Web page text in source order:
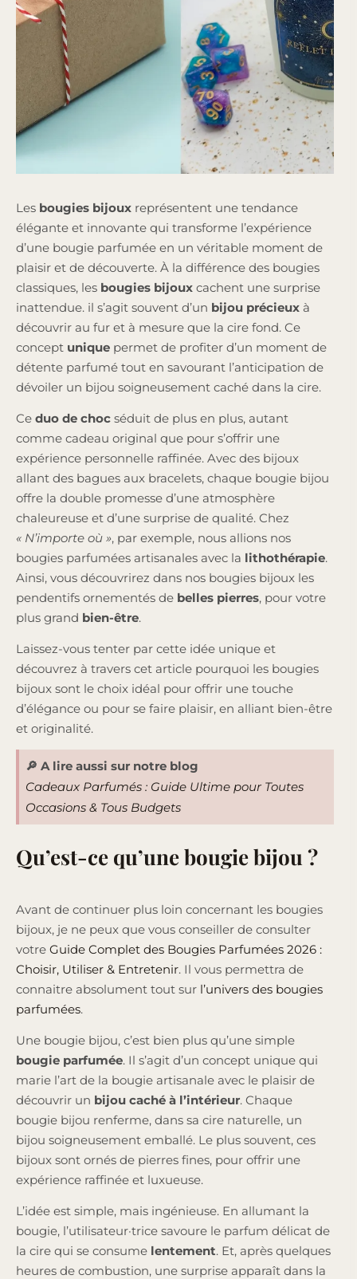
Les bougies bijoux représentent une tendance
élégante et innovante qui transforme l’expérience
d’une bougie parfumée en un véritable moment de
plaisir et de découverte. À la différence des bougies
classiques, les bougies bijoux cachent une surprise
inattendue. il s’agit souvent d’un bijou précieux à
découvrir au fur et à mesure que la cire fond. Ce
concept unique permet de profiter d’un moment de
détente parfumé tout en savourant l’anticipation de
dévoiler un bijou soigneusement caché dans la cire.
Ce duo de choc séduit de plus en plus, autant
comme cadeau original que pour s’offrir une
expérience personnelle raffinée. Avec des bijoux
allant des bagues aux bracelets, chaque bougie bijou
offre la double promesse d’une atmosphère
chaleureuse et d’une surprise de qualité. Chez
« N’importe où », par exemple, nous allions nos
bougies parfumées artisanales avec la lithothérapie.
Ainsi, vous découvrirez dans nos bougies bijoux les
pendentifs ornementés de belles pierres, pour votre
plus grand bien-être.
Laissez-vous tenter par cette idée unique et
découvrez à travers cet article pourquoi les bougies
bijoux sont le choix idéal pour offrir une touche
d’élégance ou pour se faire plaisir, en alliant bien-être
et originalité.
🔎 A lire aussi sur notre blog
Cadeaux Parfumés : Guide Ultime pour Toutes
Occasions & Tous Budgets
Qu’est-ce qu’une bougie bijou ?
Avant de continuer plus loin concernant les bougies
bijoux, je ne peux que vous conseiller de consulter
votre Guide Complet des Bougies Parfumées 2026 :
Choisir, Utiliser & Entretenir. Il vous permettra de
connaitre absolument tout sur l’univers des bougies
parfumées.
Une bougie bijou, c’est bien plus qu’une simple
bougie parfumée. Il s’agit d’un concept unique qui
marie l’art de la bougie artisanale avec le plaisir de
découvrir un bijou caché à l’intérieur. Chaque
bougie bijou renferme, dans sa cire naturelle, un
bijou soigneusement emballé. Le plus souvent, ces
bijoux sont ornés de pierres fines, pour offrir une
expérience raffinée et luxueuse.
L’idée est simple, mais ingénieuse. En allumant la
bougie, l’utilisateur·trice savoure le parfum délicat de
la cire qui se consume lentement. Et, après quelques
heures de combustion, une surprise apparaît dans la